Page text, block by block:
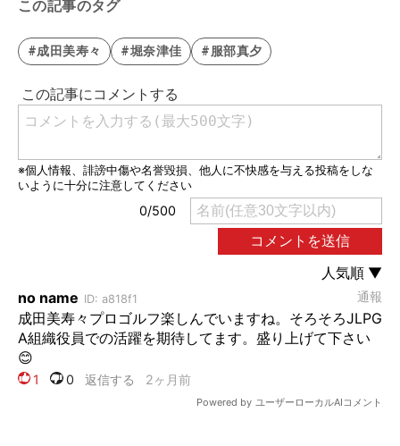
この記事のタグ
#成田美寿々 #堀奈津佳 #服部真夕